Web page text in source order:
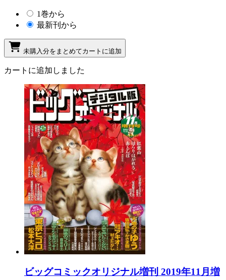
1巻から
最新刊から
未購入分をまとめてカートに追加
カートに追加しました
ビッグコミックオリジナル増刊 2019年11月増